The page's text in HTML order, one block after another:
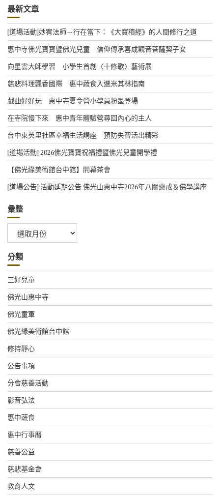
i
c
e
最新文章
[道場活動]妙宥法師－行在當下：《大寶積經》的人間修行之道
惠中寺佛光寶寶暨佛光兒童 信仰傳承喜成觀音菩薩契子女
向星雲大師學習 小學生首創〈十修歌〉藝術展
慈悲料理飄香國際 惠中蔬食入選米其林指南
戲曲好好玩 惠中寺夏令營小學員粉墨登場
在寺院慢下來 惠中青年體驗營尋回內心的主人
台中東英里社區幸福生活講座 預防失智活出精彩
[道場活動] 2026佛光寶寶祝福禮暨佛光兒童開學禮
【佛光緣美術館台中館】開幕茶會
[道場公告] 活動延期公告 佛光山惠中寺2026年八關齋戒＆佛學講座
彙整
整
分類
三好兒童
佛光山惠中寺
佛光童軍
佛光緣美術館台中館
修持靜心
公告事項
分會慈善活動
影音弘法
惠中蔬食
惠中行事曆
慈善公益
慈悲基金會
教育人文